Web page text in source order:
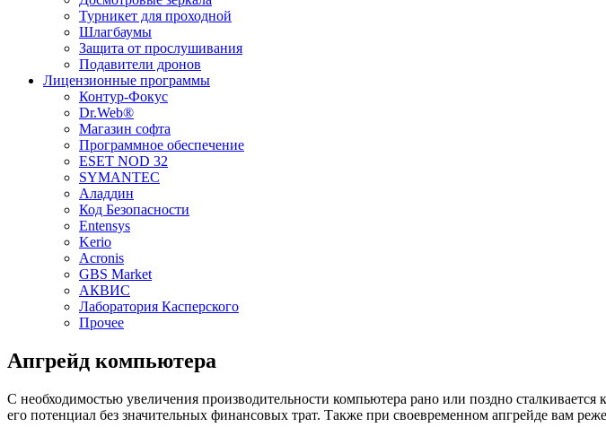
Турникет для проходной
Шлагбаумы
Защита от прослушивания
Подавители дронов
Лицензионные программы
Контур-Фокус
Dr.Web®
Магазин софта
Программное обеспечение
ESET NOD 32
SYMANTEC
Аладдин
Код Безопасности
Entensys
Kerio
Acronis
GBS Market
АКВИС
Лаборатория Касперского
Прочее
Апгрейд компьютера
С необходимостью увеличения производительности компьютера рано или поздно
его потенциал без значительных финансовых трат. Также при своевременном апгрейде вам